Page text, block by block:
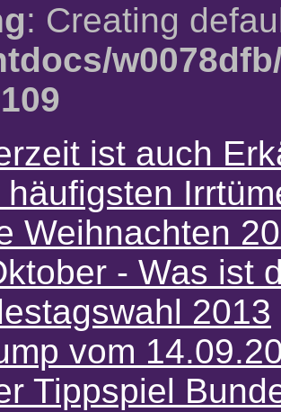
: Creating
109
ist auch
häufigsten
Weihnachten
- Was ist
2013
vom
Tippspiel